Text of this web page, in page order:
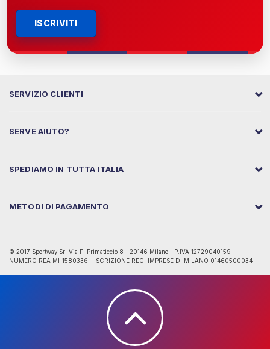
ISCRIVITI
SERVIZIO CLIENTI
SERVE AIUTO?
SPEDIAMO IN TUTTA ITALIA
METODI DI PAGAMENTO
© 2017 Sportway Srl Via F. Primaticcio 8 - 20146 Milano - P.IVA 12729040159 -
NUMERO REA MI-1580336 - ISCRIZIONE REG. IMPRESE DI MILANO 01460500034